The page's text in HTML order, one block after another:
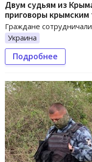
Двум судьям из
приговоры крымским
Граждане
Украина
Подробнее